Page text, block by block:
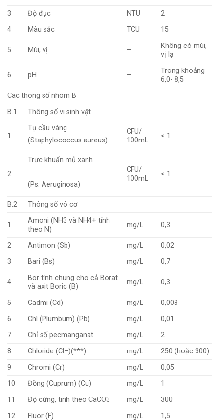
3
Độ đục NTU
2
4
Màu sắc TCU 15
5 Mùi, vị –
Không có mùi,
vị lạ
6 pH –
Trong khoảng
6,0- 8,5
Các thông số nhóm B
B.1
Thông số vi sinh vật
1
Tụ cầu vàng
(Staphylococcus aureus)
CFU/
100mL
< 1
2
Trực khuẩn mủ xanh
(Ps. Aeruginosa)
CFU/
100mL
< 1
B.2 Thông số vô cơ
1
Amoni (NH3 và NH4+ tính
theo N)
mg/L 0,3
2 Antimon (Sb) mg/L
0,02
3
Bari (Bs) mg/L 0,7
4
Bor tính chung cho cả Borat
và axit Boric (B)
mg/L 0,3
5 Cadmi (Cd) mg/L
0,003
6
Chì (Plumbum) (Pb) mg/L
0,01
7
Chỉ số pecmanganat mg/L
2
8
Chloride (Cl–)(***) mg/L
250 (hoặc 300)
9
Chromi (Cr) mg/L
0,05
10
Đồng (Cuprum) (Cu) mg/L
1
11
Độ cứng, tính theo CaCO3 mg/L
300
12
Fluor (F) mg/L
1,5